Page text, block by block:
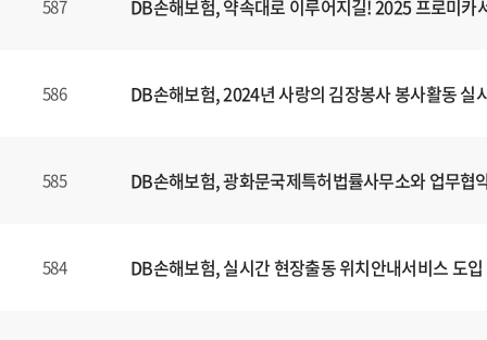
587 DB손해보험, 약속대로 이루어지길! 2025 프로미카
586 DB손해보험, 2024년 사랑의 김장봉사 봉사활동 실
585 DB손해보험, 광화문국제특허법률사무소와 업무협
584 DB손해보험, 실시간 현장출동 위치안내서비스 도입